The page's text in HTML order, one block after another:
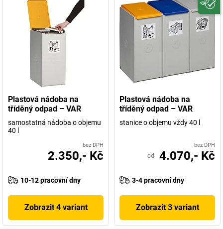
Plastová nádoba na
tříděný odpad – VAR
samostatná nádoba o objemu
40 l
bez DPH
2.350,- Kč
10-12 pracovní dny
Zobrazit 4 variant
Plastová nádoba na
tříděný odpad – VAR
stanice o objemu vždy 40 l
bez DPH
od 4.070,- Kč
3-4 pracovní dny
Zobrazit 3 variant